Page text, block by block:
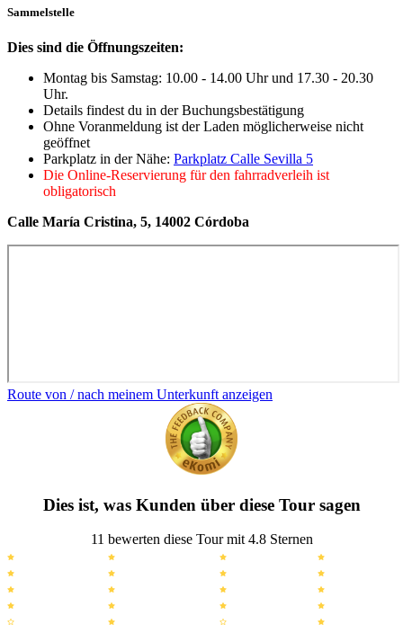
Sammelstelle
Dies sind die Öffnungszeiten:
Montag bis Samstag: 10.00 - 14.00 Uhr und 17.30 - 20.30
Uhr.
Details findest du in der Buchungsbestätigung
Ohne Voranmeldung ist der Laden möglicherweise nicht
geöffnet
Parkplatz in der Nähe: Parkplatz Calle Sevilla 5
Die Online-Reservierung für den fahrradverleih ist
obligatorisch
Calle María Cristina, 5, 14002 Córdoba
Route von / nach meinem Unterkunft anzeigen
Dies ist, was Kunden über diese Tour sagen
11 bewerten diese Tour mit 4.8 Sternen